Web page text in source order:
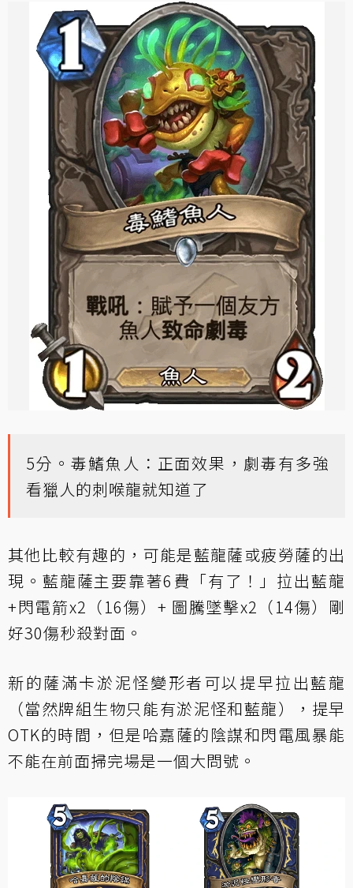
5分。毒鰭魚人：正面效果，劇毒有多強
看獵人的刺喉龍就知道了
其他比較有趣的，可能是藍龍薩或疲勞薩的出
現。藍龍薩主要靠著6費「有了！」拉出藍龍
+閃電箭x2（16傷）+ 圖騰墜擊x2（14傷）剛
好30傷秒殺對面。
新的薩滿卡淤泥怪變形者可以提早拉出藍龍
（當然牌組生物只能有淤泥怪和藍龍），提早
OTK的時間，但是哈嘉薩的陰謀和閃電風暴能
不能在前面掃完場是一個大問號。